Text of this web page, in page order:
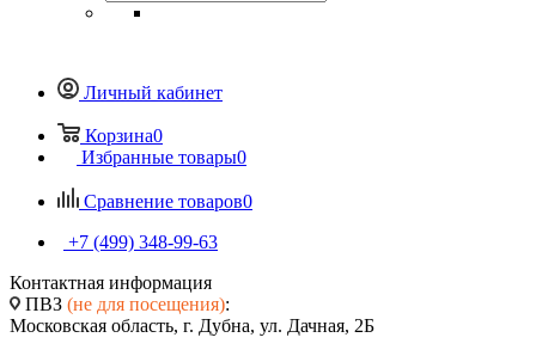
Личный кабинет
Корзина0
Избранные товары0
Сравнение товаров0
+7 (499) 348-99-63
Контактная информация
ПВЗ (не для посещения):
Московская область, г. Дубна, ул. Дачная, 2Б